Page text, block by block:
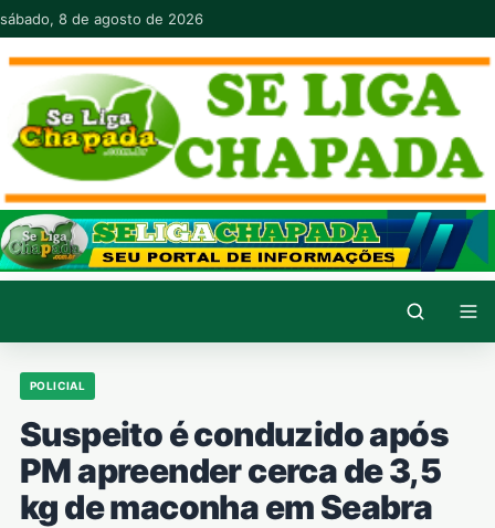
Pular para o conteúdo
sábado, 8 de agosto de 2026
POLICIAL
Suspeito é conduzido após
PM apreender cerca de 3,5
kg de maconha em Seabra